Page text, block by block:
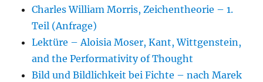
Charles William Morris, Zeichentheorie – 1.
Teil (Anfrage)
Lektüre – Aloisia Moser, Kant, Wittgenstein,
and the Performativity of Thought
Bild und Bildlichkeit bei Fichte – nach Marek